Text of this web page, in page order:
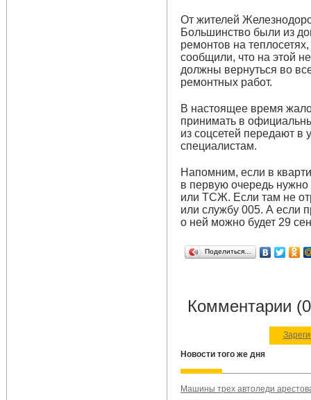
От жителей
Большинство были из
ремонтов на
сообщили, что на этой
должны вернуться во
ремонтных работ.
В настоящее время
принимать в
из соцсетей передают
специалистам.
Напомним, если в
в первую очередь
или ТСЖ. Если там не
или службу 005. А если
о ней можно будет 29
Поделиться…
Комментарии
Новости того же дня
Машины трех автоледи